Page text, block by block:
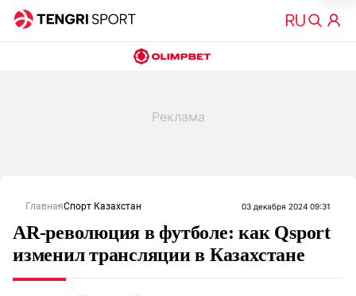
ГлавнаяСпорт Казахстан 03 декабря 2024 09:31
AR-революция в футболе: как Qsport
изменил трансляции в Казахстане